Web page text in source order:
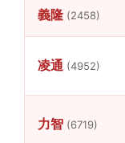
義隆 (2458)
凌通 (4952)
力智 (6719)